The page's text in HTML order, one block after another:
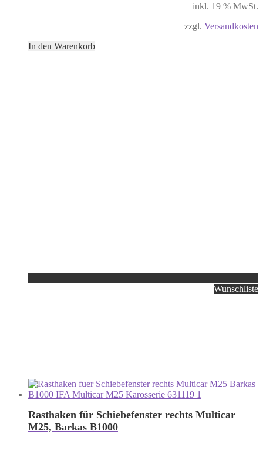
inkl. 19 % MwSt.
zzgl. Versandkosten
In den Warenkorb
Wunschliste
Rasthaken für Schiebefenster rechts Multicar
M25, Barkas B1000